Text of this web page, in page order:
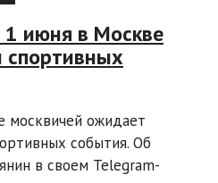
июня в Москве
спортивных
ожидает
события. Об
в своем Telegram-